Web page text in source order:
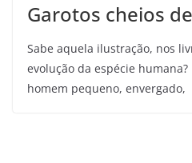
Garotos cheios
Sabe aquela ilustração, nos
evolução da espécie
homem pequeno, envergado,